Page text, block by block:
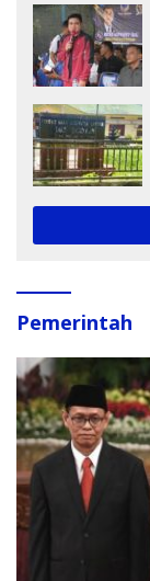
Pemerintah